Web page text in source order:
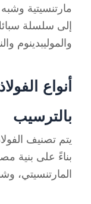
مارتنسيتية
والموليبدينوم
أنواع
بالترسيب
بناءً على بنية
المارتنسيتي،